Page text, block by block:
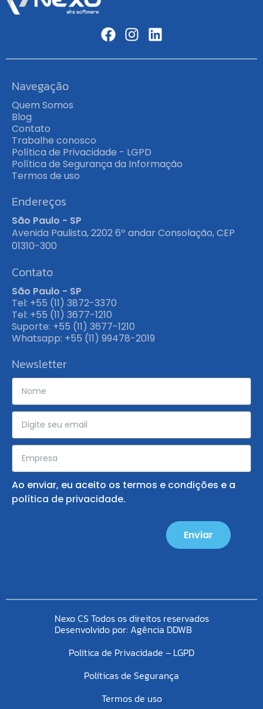
Navegação
Quem Somos
Blog
Contato
Trabalhe conosco
Política de Privacidade - LGPD
Política de Segurança da Informação
Termos de uso
Endereços
São Paulo - SP
Avenida Paulista, 2202 6º andar Consolação, CEP
01310-300
Contato
São Paulo - SP
Tel: +55 (11) 3872-3370
Tel: +55 (11) 3677-1210
Suporte: +55 (11) 3677-1210
Whatsapp: +55 (11) 99478-2019
Newsletter
Ao enviar, eu aceito os termos e condições e a
política de privacidade.
Enviar
Nexo CS Todos os direitos reservados
Desenvolvido por: Agência DDWB
Política de Privacidade – LGPD
Políticas de Segurança
Termos de uso